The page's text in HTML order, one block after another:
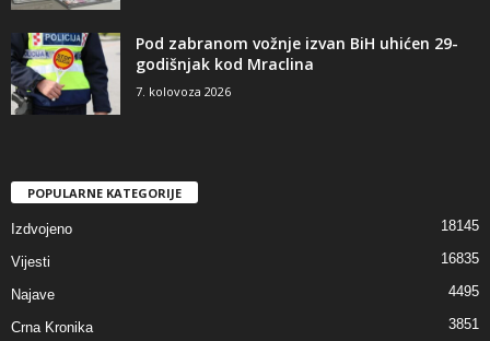
Pod zabranom vožnje izvan BiH uhićen 29-
godišnjak kod Mraclina
7. kolovoza 2026
POPULARNE KATEGORIJE
Izdvojeno 18145
Vijesti 16835
Najave 4495
Crna Kronika 3851